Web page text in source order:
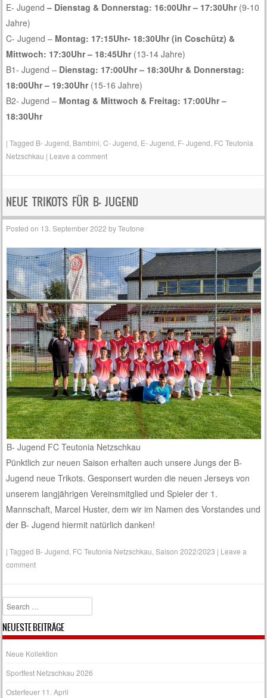
E- Jugend– Dienstag & Donnerstag: 16:00Uhr – 17:30Uhr(9-10
Jahre)
C- Jugend – Montag: 17:15Uhr- 18:30Uhr (in Coschütz) &
Mittwoch: 17:30Uhr – 18:45Uhr(13-14 Jahre)
B1- Jugend – Dienstag: 17:00Uhr – 18:30Uhr & Donnerstag:
18:00Uhr – 19:30Uhr(15-16 Jahre)
B2- Jugend – Montag & Mittwoch & Freitag: 17:00Uhr –
18:30Uhr
|Tagged B- Jugend Bambini ,C- Jugend E- Jugend F- Jugend FC Teutonia
Netzschkau | Leave a comment
NEUE TRIKOTS FÜR B- JUGEND
Posted on 13. September 2022 byTeutone
B- Jugend FC Teutonia Netzschkau
Pünktlich zur neuen Saison erhalten auch unsere Jungs der B-
Jugend neue Trikots. Gesponsert wurden die neuen Jerseys von
unserem langjährigen Vereinsmitglied und Spieler der 1.
Mannschaft, Marcel Huster, dem wir im Namen des Vorstandes und
der B- Jugend hiermit natürlich danken!
|Tagged B- Jugend FC Teutonia Netzschkau ,Saison 2022/2023 | Leave a
comment
Search
NEUESTE BEITRÄGE
Neue Kollektion
Sportfest Netzschkau 2026
Osterfeuer 11. April